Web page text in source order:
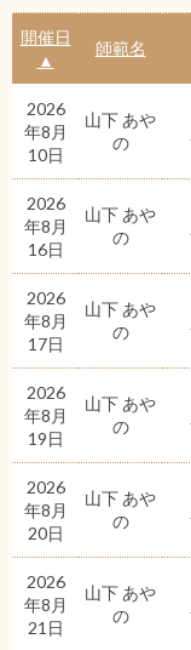
開催日
▲
師範名
2026
年8月
10日
山下 あや
の
2026
年8月
16日
山下 あや
の
2026
年8月
17日
山下 あや
の
2026
年8月
19日
山下 あや
の
2026
年8月
20日
山下 あや
の
2026
年8月
21日
山下 あや
の